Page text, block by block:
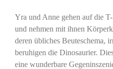
Yra und Anne gehen auf die
und nehmen mit ihnen
deren übliches Beuteschema,
beruhigen die Dinosaurier.
eine wunderbare